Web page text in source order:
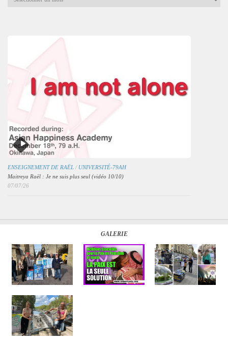
ENSEIGNEMENT DE RAËL / UNIVERSITÉ-79AH
Maitreya Raël : Je ne suis plus seul (vidéo 10/10)
07/07/26
GALERIE